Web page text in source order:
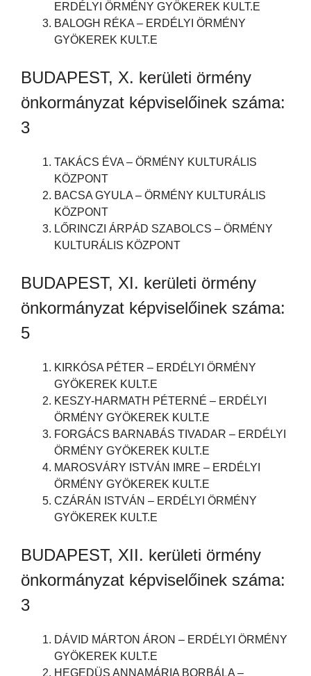
ERDÉLYI ÖRMÉNY GYÖKEREK KULT.E
BALOGH RÉKA – ERDÉLYI ÖRMÉNY
GYÖKEREK KULT.E
BUDAPEST, X. kerületi örmény
önkormányzat képviselőinek száma:
3
TAKÁCS ÉVA – ÖRMÉNY KULTURÁLIS
KÖZPONT
BACSA GYULA – ÖRMÉNY KULTURÁLIS
KÖZPONT
LŐRINCZI ÁRPÁD SZABOLCS – ÖRMÉNY
KULTURÁLIS KÖZPONT
BUDAPEST, XI. kerületi örmény
önkormányzat képviselőinek száma:
5
KIRKÓSA PÉTER – ERDÉLYI ÖRMÉNY
GYÖKEREK KULT.E
KESZY-HARMATH PÉTERNÉ – ERDÉLYI
ÖRMÉNY GYÖKEREK KULT.E
FORGÁCS BARNABÁS TIVADAR – ERDÉLYI
ÖRMÉNY GYÖKEREK KULT.E
MAROSVÁRY ISTVÁN IMRE – ERDÉLYI
ÖRMÉNY GYÖKEREK KULT.E
CZÁRÁN ISTVÁN – ERDÉLYI ÖRMÉNY
GYÖKEREK KULT.E
BUDAPEST, XII. kerületi örmény
önkormányzat képviselőinek száma:
3
DÁVID MÁRTON ÁRON – ERDÉLYI ÖRMÉNY
GYÖKEREK KULT.E
HEGEDÜS ANNAMÁRIA BORBÁLA –